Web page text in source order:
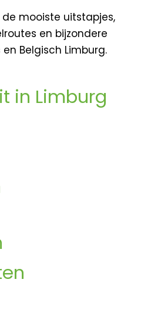
mooiste uitstapjes,
en bijzondere
Belgisch Limburg.
in Limburg